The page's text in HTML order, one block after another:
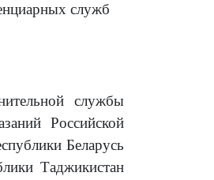
служб
службы
Российской
Беларусь
Таджикистан